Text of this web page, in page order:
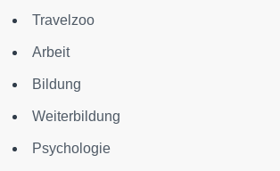
Travelzoo
Arbeit
Bildung
Weiterbildung
Psychologie